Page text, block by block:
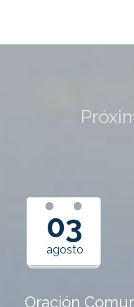
03
agosto
Oración